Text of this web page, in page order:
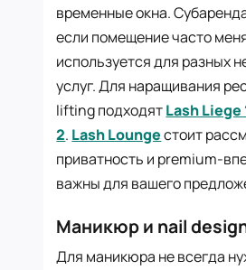
временные окна.
если помещение часто
используется для разных
услуг. Для наращивания
lifting подходятLash Liege
2. Lash Loungeстоит
приватность и premium-
важны для вашего
Маникюр и nail
Для маникюра не всегда